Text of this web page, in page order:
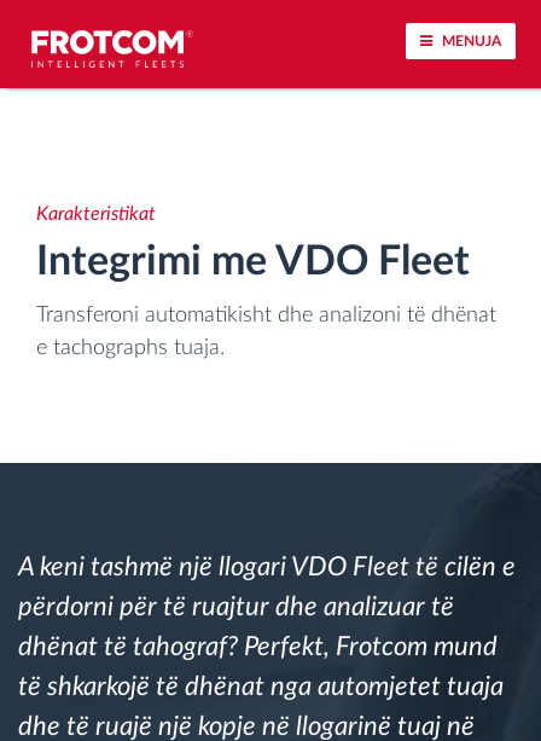
MENUJA
Monitorimi i kohës së ngasjes
Menaxhimi i karburantit
Planifikimi dhe monitorimi rrugor
Identifikim automatik i shoferëve
Karakteristikat
Integrimi me VDO Fleet
Transferoni automatikisht dhe analizoni të dhënat
e tachographs tuaja.
A keni tashmë një llogari VDO Fleet të cilën e
përdorni për të ruajtur dhe analizuar të
dhënat të tahograf? Perfekt, Frotcom mund
të shkarkojë të dhënat nga automjetet tuaja
dhe të ruajë një kopje në llogarinë tuaj në